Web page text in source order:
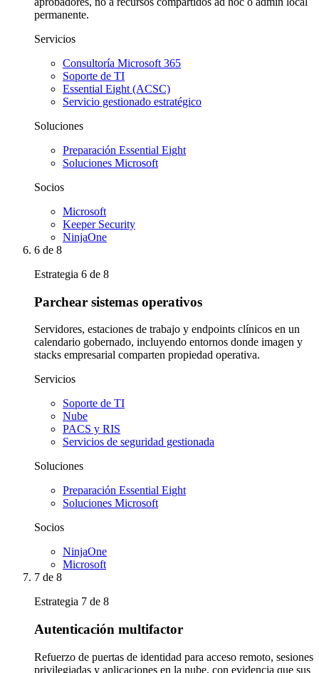
permanente.
Servicios
Consultoría Microsoft 365
Soporte de TI
Essential Eight (ACSC)
Servicio gestionado estratégico
Soluciones
Preparación Essential Eight
Soluciones Microsoft
Socios
Microsoft
Keeper Security
NinjaOne
6 de 8
Estrategia 6 de 8
Parchear sistemas operativos
Servidores, estaciones de trabajo y endpoints clínicos en un
calendario gobernado, incluyendo entornos donde imagen y
stacks empresarial comparten propiedad operativa.
Servicios
Soporte de TI
Nube
PACS y RIS
Servicios de seguridad gestionada
Soluciones
Preparación Essential Eight
Soluciones Microsoft
Socios
NinjaOne
Microsoft
7 de 8
Estrategia 7 de 8
Autenticación multifactor
Refuerzo de puertas de identidad para acceso remoto, sesiones
privilegiadas y aplicaciones en la nube, con evidencia que sus